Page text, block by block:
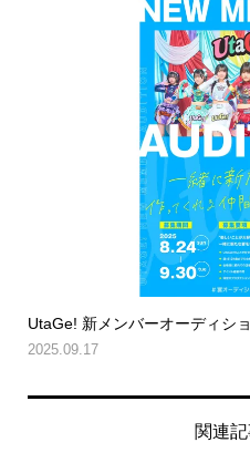
UtaGe! 新メンバーオーディシ
2025.09.17
関連